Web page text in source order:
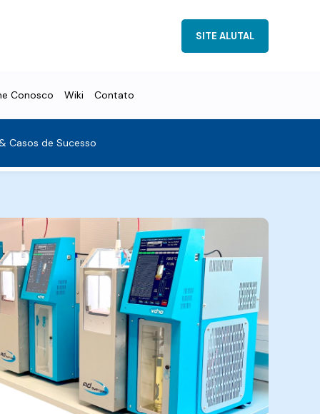
SITE ALUTAL
Conosco Wiki Contato
Casos de Sucesso